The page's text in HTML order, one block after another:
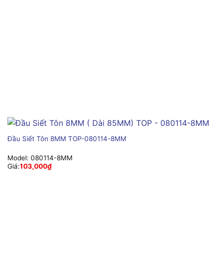
Đầu Siết Tôn 8MM TOP-080114-8MM
Model: 080114-8MM
Giá:103,000₫